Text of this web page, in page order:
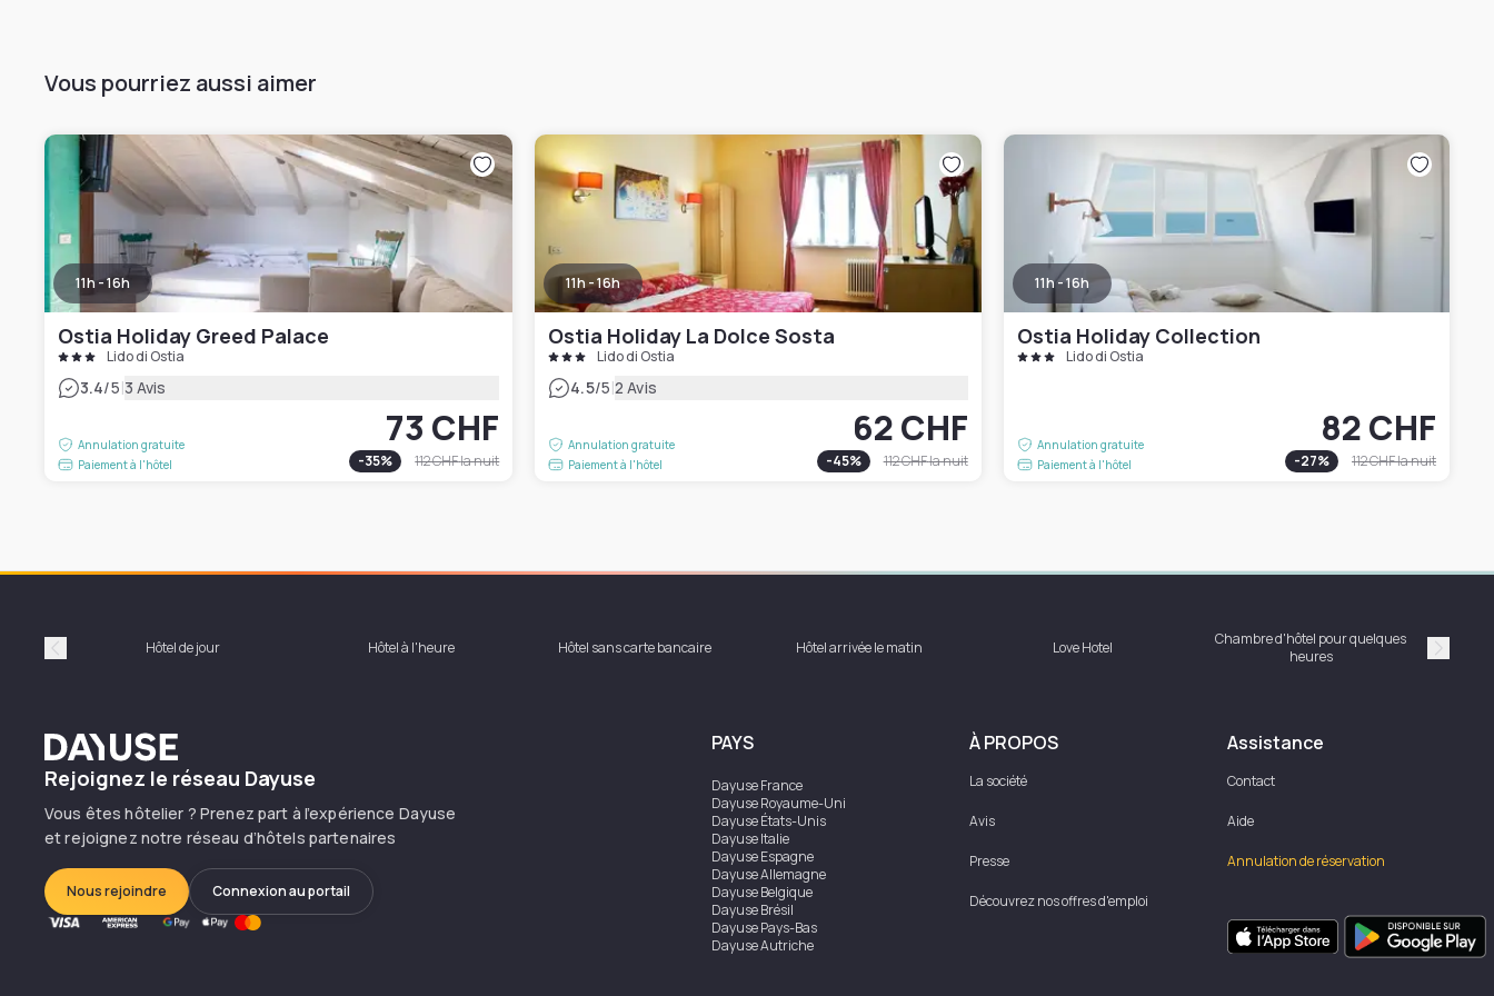
Vous pourriez aussi aimer
11h - 16h
Ostia Holiday Greed Palace
Lido di Ostia
3.4/5|3 Avis
Annulation gratuite
Paiement à l'hôtel
73 CHF
-35% 112 CHFla nuit
11h - 16h
Ostia Holiday La Dolce Sosta
Lido di Ostia
4.5/5|2 Avis
Annulation gratuite
Paiement à l'hôtel
62 CHF
-45% 112 CHFla nuit
11h - 16h
Ostia Holiday Collection
Lido di Ostia
Annulation gratuite
Paiement à l'hôtel
82 CHF
-27% 112 CHFla nuit
Précédent Hôtel de jour Hôtel à l'heure Hôtel sans carte bancaire Hôtel arrivée le matin Love Hotel
Chambre d'hôtel pour quelques
heures
Dayuse
Rejoignez le réseau Dayuse
Vous êtes hôtelier ? Prenez part à l’expérience Dayuse
et rejoignez notre réseau d’hôtels partenaires
Nous rejoindre Connexion au portail
PAYS
DayuseFrance
DayuseRoyaume-Uni
DayuseÉtats-Unis
DayuseItalie
DayuseEspagne
DayuseAllemagne
DayuseBelgique
DayuseBrésil
DayusePays-Bas
DayuseAutriche
À PROPOS
La société
Avis
Presse
Découvrez nos offres d'emploi
Assistance
Contact
Aide
Annulation de réservation